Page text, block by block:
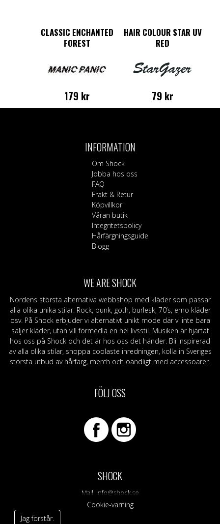
CLASSIC ENCHANTED
FOREST
179 kr
HAIR COLOUR STAR UV
RED
79 kr
INFORMATION
Om Shock
Jobba hos oss
FAQ
Frakt & Retur
Köpvillkor
Våran butik
Integritetspolicy
Hårfärgningsguide
Blogg
WE ARE SHOCK
Nordens största alternativa webbshop med kläder som passar
alla olika unika stilar. Rock, punk, goth, burlesk, 70’s, emo kläder
osv. På Shock erbjuder vi alternativt unikt mode där vi inte bara
säljer kläder, utan vill förmedla en hel livsstil. Musiken är hjärtat
hos oss på Shock och det är hos oss det händer. Bli inspirerad
av alla olika stilar, shoppa coolaste inredningen, kolla in Sveriges
största utbud av hårfärg, merch och oändligt med accessoarer.
FÖLJ OSS
SHOCK
Mail: info@shock.se
Cookie-varning
Jag förstår.